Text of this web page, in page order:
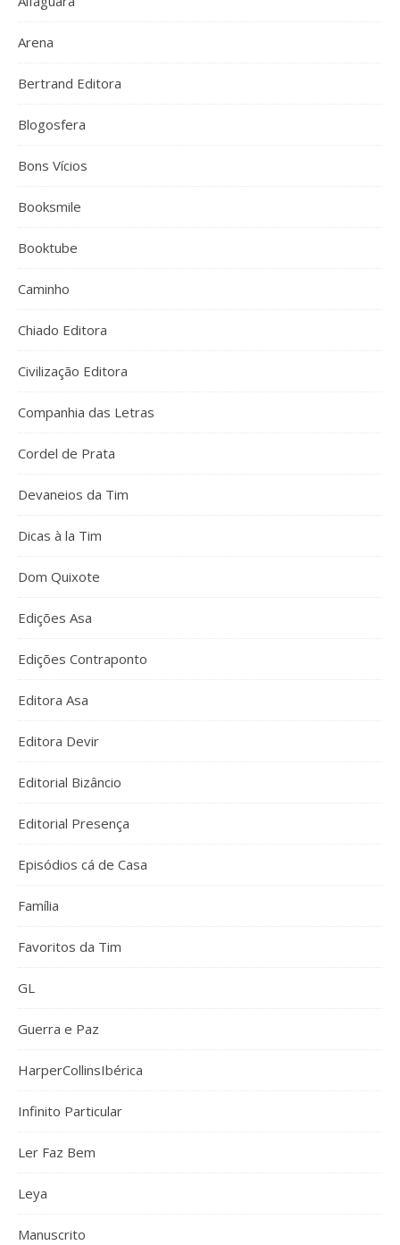
Arena
Bertrand Editora
Blogosfera
Bons Vícios
Booksmile
Booktube
Caminho
Chiado Editora
Civilização Editora
Companhia das Letras
Cordel de Prata
Devaneios da Tim
Dicas à la Tim
Dom Quixote
Edições Asa
Edições Contraponto
Editora Asa
Editora Devir
Editorial Bizâncio
Editorial Presença
Episódios cá de Casa
Família
Favoritos da Tim
GL
Guerra e Paz
HarperCollinsIbérica
Infinito Particular
Ler Faz Bem
Leya
Manuscrito